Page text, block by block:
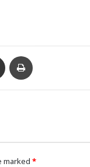
Ուղարկել նամակ
marked *